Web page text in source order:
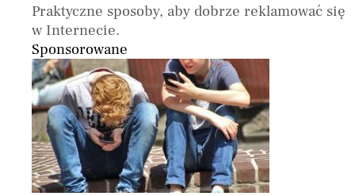
Praktyczne sposoby, aby dobrze reklamować się
w Internecie.
Sponsorowane